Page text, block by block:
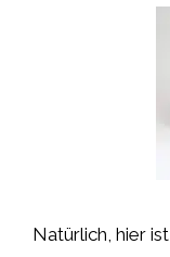
Natürlich, hier